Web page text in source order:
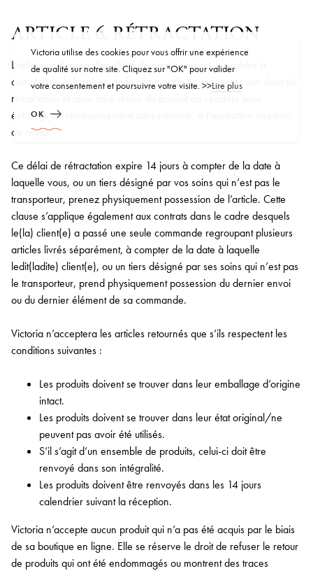
ARTICLE 6. RÉTRACTATION
L’acheteur dispose d'un délai de quatorze jours ouvrables à
compter de la livraison de la commande pour exercer son droit de
rétractation et ainsi faire retour du produit au vendeur pour
échange ou remboursement sans pénalité, à l’exception des frais
de retour.
Ce délai de rétractation expire 14 jours à compter de la date à
laquelle vous, ou un tiers désigné par vos soins qui n’est pas le
transporteur, prenez physiquement possession de l’article. Cette
clause s’applique également aux contrats dans le cadre desquels
le(la) client(e) a passé une seule commande regroupant plusieurs
articles livrés séparément, à compter de la date à laquelle
ledit(ladite) client(e), ou un tiers désigné par ses soins qui n’est pas
le transporteur, prend physiquement possession du dernier envoi
ou du dernier élément de sa commande.
Victoria n’acceptera les articles retournés que s’ils respectent les
conditions suivantes :
Les produits doivent se trouver dans leur emballage d’origine
intact.
Les produits doivent se trouver dans leur état original/ne
peuvent pas avoir été utilisés.
S’il s’agit d’un ensemble de produits, celui-ci doit être
renvoyé dans son intégralité.
Les produits doivent être renvoyés dans les 14 jours
calendrier suivant la réception.
Victoria n’accepte aucun produit qui n’a pas été acquis par le biais
de sa boutique en ligne. Elle se réserve le droit de refuser le retour
de produits qui ont été endommagés ou montrent des traces
Victoria utilise des cookies pour vous offrir une expérience
de qualité sur notre site. Cliquez sur "OK" pour valider
votre consentement et poursuivre votre visite. >>Lire plus
OK